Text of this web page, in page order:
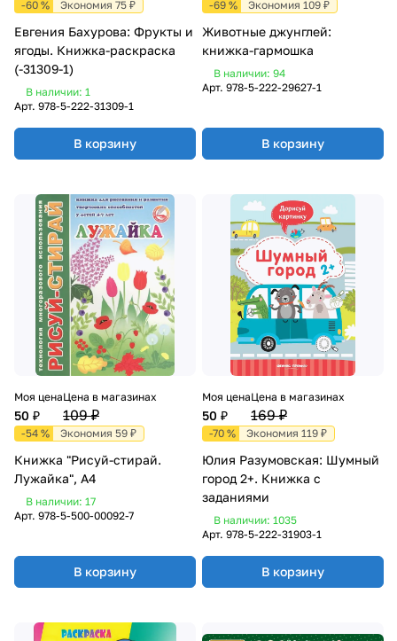
-60 % Экономия 75 ₽
Евгения Бахурова: Фрукты и
ягоды. Книжка-раскраска
(-31309-1)
В наличии: 1
Арт. 978-5-222-31309-1
В корзину
-69 % Экономия 109 ₽
Животные джунглей:
книжка-гармошка
В наличии: 94
Арт. 978-5-222-29627-1
В корзину
Моя цена
50 ₽
Цена в магазинах
109 ₽
-54 % Экономия 59 ₽
Книжка "Рисуй-стирай.
Лужайка", А4
В наличии: 17
Арт. 978-5-500-00092-7
В корзину
Моя цена
50 ₽
Цена в магазинах
169 ₽
-70 % Экономия 119 ₽
Юлия Разумовская: Шумный
город 2+. Книжка с
заданиями
В наличии: 1035
Арт. 978-5-222-31903-1
В корзину